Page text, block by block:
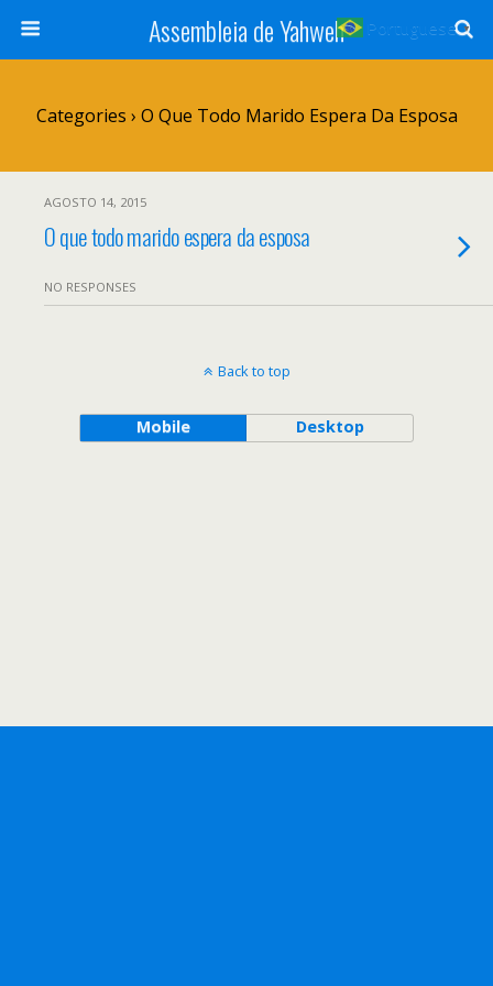
Assembleia de Yahweh
Categories › O Que Todo Marido Espera Da Esposa
AGOSTO 14, 2015
O que todo marido espera da esposa
NO RESPONSES
Back to top
Mobile Desktop
Portuguese ▼